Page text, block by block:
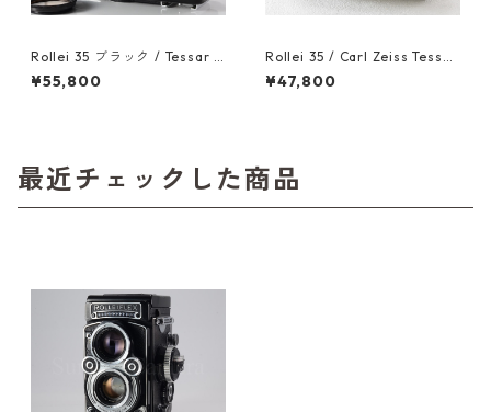
Rollei 35 ブラック / Tessar 4
¥55,800
Rollei 35 / Carl Zeiss Tessar
40mm F3.5 整備済 ローライ
（22404）
¥47,800
最近チェックした商品